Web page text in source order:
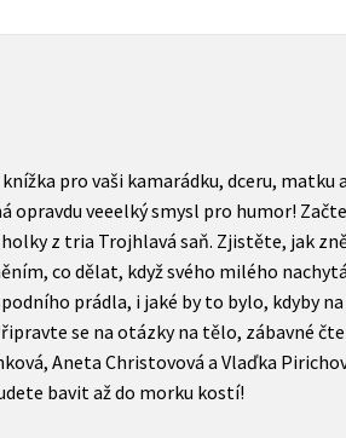
pro vaši kamarádku, dceru, matku
opravdu veeelký smysl pro humor!
z tria Trojhlavá saň. Zjistěte, jak
co dělat, když svého milého
prádla, i jaké by to bylo, kdyby
se na otázky na tělo, zábavné
Aneta Christovová a Vlaďka
bavit až do morku kostí!